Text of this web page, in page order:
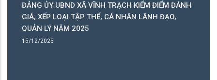
ĐẢNG ỦY UBND XÃ VĨNH TRẠCH KIỂM ĐIỂM ĐÁNH
GIÁ, XẾP LOẠI TẬP THỂ, CÁ NHÂN LÃNH ĐẠO,
QUẢN LÝ NĂM 2025
15/12/2025